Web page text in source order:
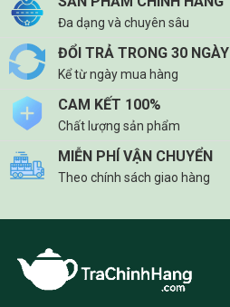
Đa dạng và chuyên sâu
ĐỔI TRẢ TRONG 30 NGÀY
Kể từ ngày mua hàng
CAM KẾT 100%
Chất lượng sản phẩm
MIỄN PHÍ VẬN CHUYỂN
Theo chính sách giao hàng